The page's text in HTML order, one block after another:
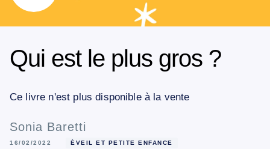
Qui est le plus gros ?
Ce livre n'est plus disponible à la vente
Sonia Baretti
16/02/2022 ÉVEIL ET PETITE ENFANCE